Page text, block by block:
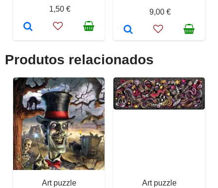
1,50 €
9,00 €
Produtos relacionados
Art puzzle
Art puzzle